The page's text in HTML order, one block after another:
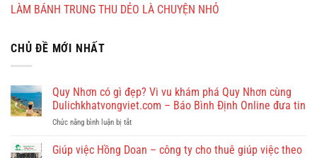
LÀM BÁNH TRUNG THU DẺO LÀ CHUYỆN NHỎ
CHỦ ĐỀ MỚI NHẤT
Quy Nhơn có gì đẹp? Vi vu khám phá Quy Nhơn cùng
Dulichkhatvongviet.com – Báo Bình Định Online đưa tin
Chức năng bình luận bị tắtở
Giúp việc Hồng Doan – công ty cho thuê giúp việc theo